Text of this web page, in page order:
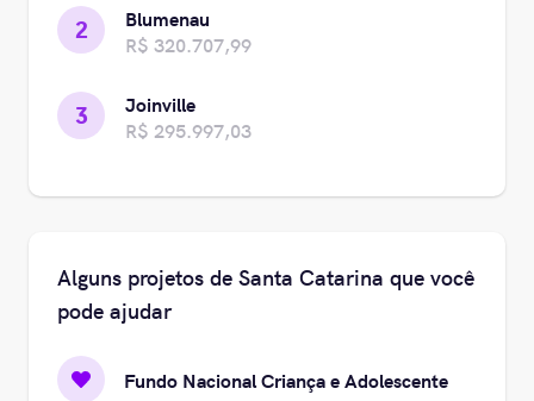
2
Blumenau
R$ 320.707,99
3
Joinville
R$ 295.997,03
Alguns projetos de Santa Catarina que você
pode ajudar
Fundo Nacional Criança e Adolescente